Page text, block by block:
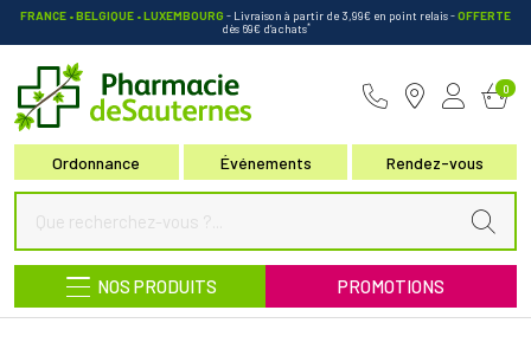
FRANCE • BELGIQUE • LUXEMBOURG - Livraison à partir de 3,99€ en point relais-OFFERTE
dès 69€ d’achats*
Ordonnance Événements Rendez-vous
0
NOS PRODUITS PROMOTIONS